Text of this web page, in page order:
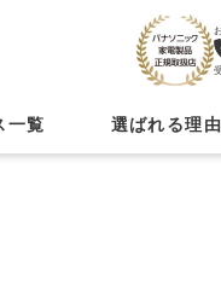
一覧 選ばれる理由